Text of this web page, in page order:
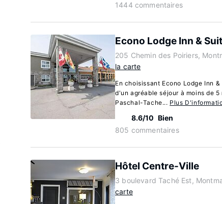
1444 commentaires
Econo Lodge Inn &
205 Chemin des Poiriers,
la carte
En choisissant Econo Lodge Inn
d'un agréable séjour à moins de
Paschal-Tache... Plus
8.6/10 Bien
805 commentaires
Hôtel Centre-Ville
3 boulevard Taché Est,
carte